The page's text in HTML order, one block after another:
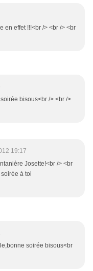
en effet !!!<br /> <br /> <br
bisous<br /> <br />
19:17
Josette!<br /> <br
à toi
soirée bisous<br